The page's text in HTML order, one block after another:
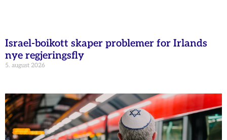
Israel-boikott skaper problemer for Irlands
nye regjeringsfly
5. august 2026